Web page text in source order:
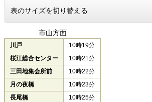
表のサイズを切り替える
市山方面
川戸
10時19分
桜江総合センター
10時21分
三田地集会所前
10時22分
月の夜橋
10時23分
長尾橋
10時25分